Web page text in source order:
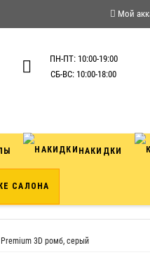
Мой
ПН-ПТ: 10:00-19:00
СБ-ВС: 10:00-18:00
НАКИДКИ
САЛОНА
3D ромб, серый